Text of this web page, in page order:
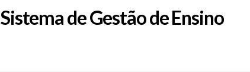
Sistema de Gestão de Ensino